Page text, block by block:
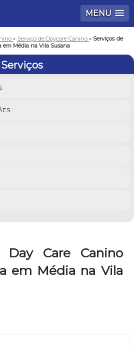
MENU
» Serviço de Daycare Canino» Serviços de
em Média na Vila Susana
Serviços
Day Care Canino
em Média na Vila